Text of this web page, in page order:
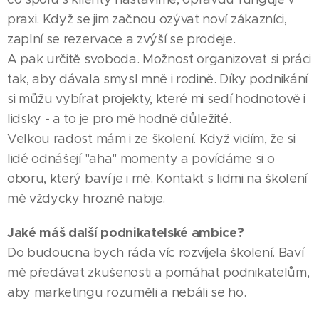
praxi. Když se jim začnou ozývat noví zákazníci,
zaplní se rezervace a zvýší se prodeje.
A pak určitě svoboda. Možnost organizovat si práci
tak, aby dávala smysl mně i rodině. Díky podnikání
si můžu vybírat projekty, které mi sedí hodnotově i
lidsky - a to je pro mě hodně důležité.
Velkou radost mám i ze školení. Když vidím, že si
lidé odnášejí "aha" momenty a povídáme si o
oboru, který baví je i mě. Kontakt s lidmi na školení
mě vždycky hrozně nabije.
Jaké máš další podnikatelské ambice?
Do budoucna bych ráda víc rozvíjela školení. Baví
mě předávat zkušenosti a pomáhat podnikatelům,
aby marketingu rozuměli a nebáli se ho.